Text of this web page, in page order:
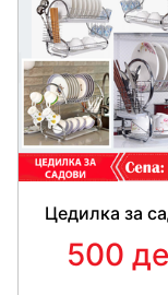
Цедилка за
500